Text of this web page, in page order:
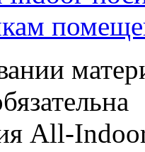
All-